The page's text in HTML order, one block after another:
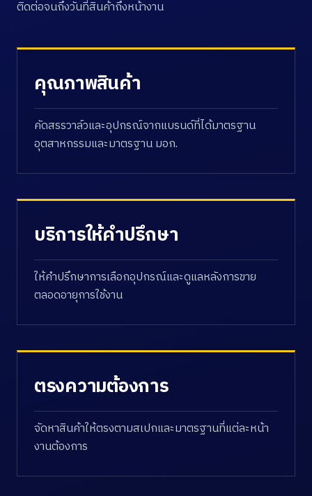
ติดต่อจนถึงวันที่สินค้าถึงหน้างาน
คุณภาพสินค้า
คัดสรรวาล์วและอุปกรณ์จากแบรนด์ที่ได้มาตรฐาน
อุตสาหกรรมและมาตรฐาน มอก.
บริการให้คำปรึกษา
ให้คำปรึกษาการเลือกอุปกรณ์และดูแลหลังการขาย
ตลอดอายุการใช้งาน
ตรงความต้องการ
จัดหาสินค้าให้ตรงตามสเปกและมาตรฐานที่แต่ละหน้า
งานต้องการ